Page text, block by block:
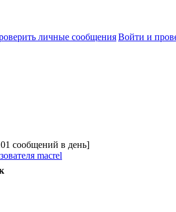
Войти и
сообщений в день]
macrel